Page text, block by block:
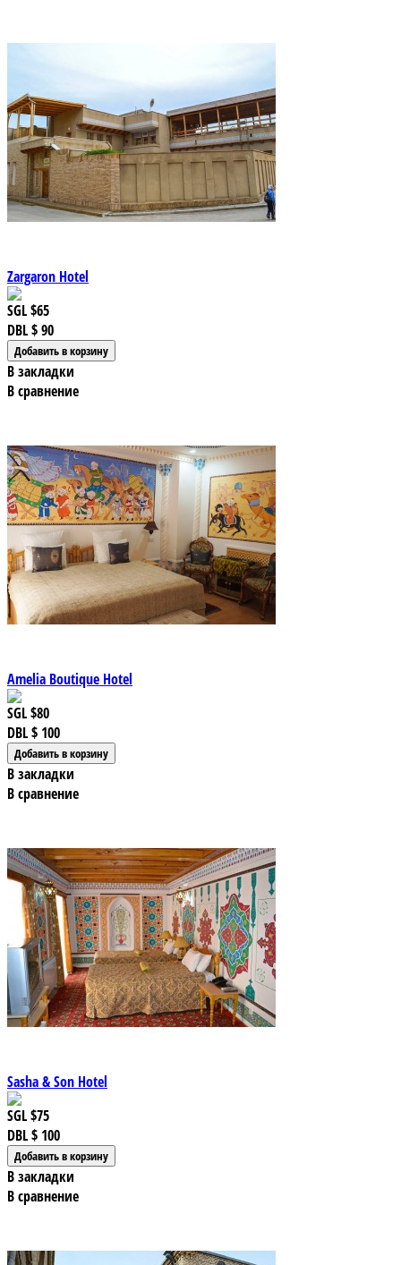
Zargaron Hotel
SGL$65
DBL$ 90
В закладки
В сравнение
Amelia Boutique Hotel
SGL$80
DBL$ 100
В закладки
В сравнение
Sasha & Son Hotel
SGL$75
DBL$ 100
В закладки
В сравнение